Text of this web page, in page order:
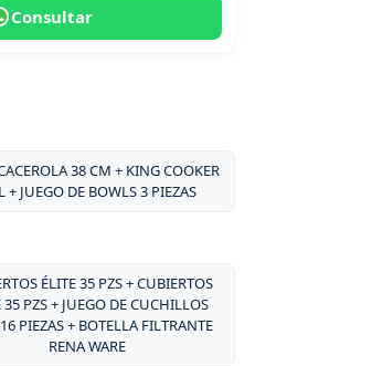
Consultar
38 CM + KING COOKER
+ JUEGO DE BOWLS 3 PIEZAS
ÉLITE 35 PZS + CUBIERTOS
35 PZS + JUEGO DE CUCHILLOS
PIEZAS + BOTELLA FILTRANTE
RENA WARE